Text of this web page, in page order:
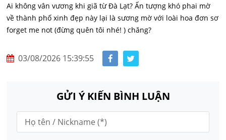
Ai không vân vương khi giã từ Đà Lạt? Ấn tượng khó phai mờ
về thành phố xinh đẹp này lại là sương mờ với loài hoa đơn sơ
forget me not (đừng quên tôi nhé! ) chăng?
03/08/2026 15:39:55
GỬI Ý KIẾN BÌNH LUẬN